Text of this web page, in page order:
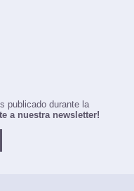
publicado durante la
a nuestra newsletter!